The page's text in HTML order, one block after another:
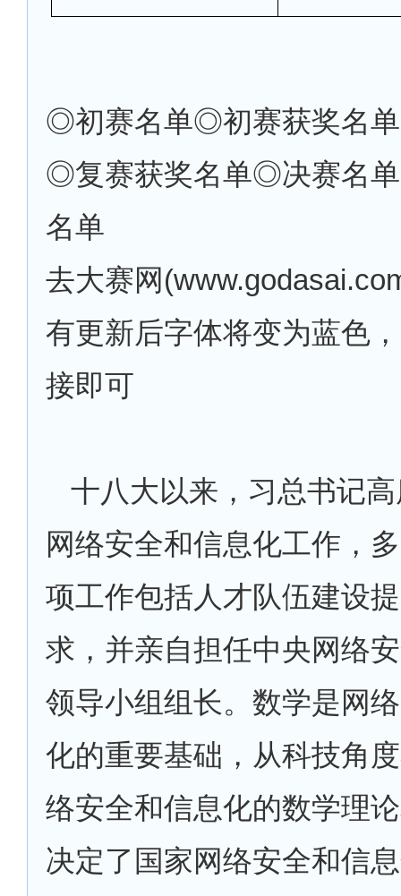
◎初赛名单◎初赛获奖名
◎复赛获奖名单◎决赛名
名单
去大赛网
有更新后字体将变为蓝色
接即可
十八大以来，习总书记
网络安全和信息化工作，
项工作包括人才队伍建设
求，并亲自担任中央网络
领导小组组长。数学是网
化的重要基础，从科技角
络安全和信息化的数学理
决定了国家网络安全和信